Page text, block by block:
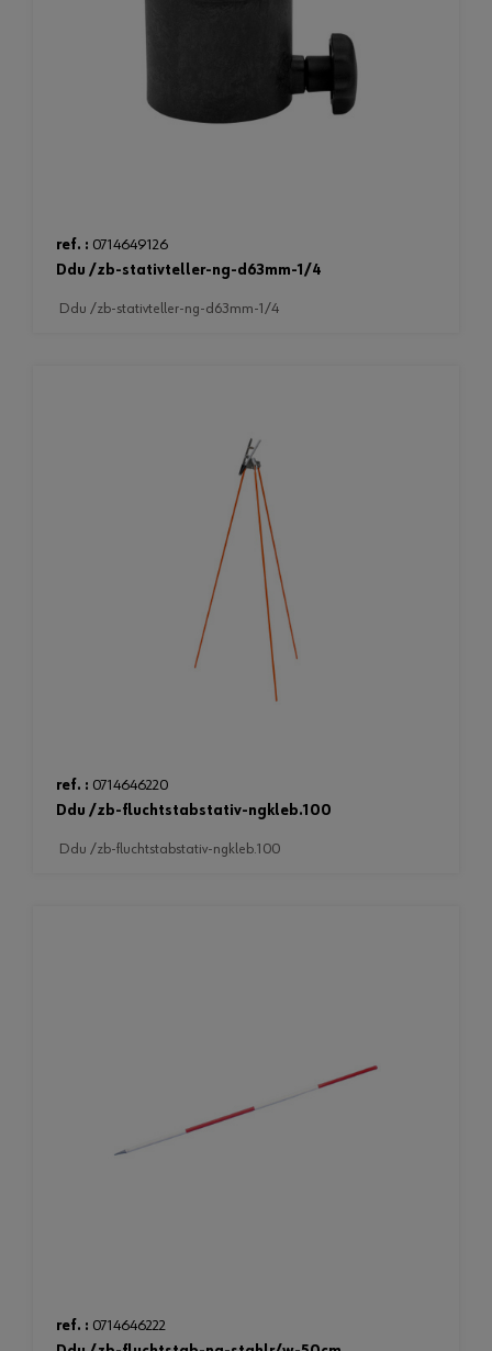
ref. : 0714649126
ddu /zb-stativteller-ng-d63mm-1/4
ddu /zb-stativteller-ng-d63mm-1/4
ref. : 0714646220
ddu /zb-fluchtstabstativ-ngkleb.100
ddu /zb-fluchtstabstativ-ngkleb.100
ref. : 0714646222